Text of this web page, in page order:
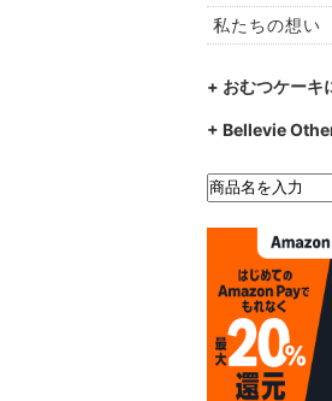
私たちの想い
+ おむつケーキ
+ Bellevie